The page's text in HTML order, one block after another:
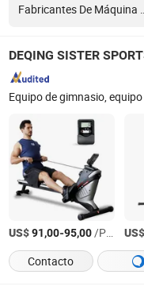
DEQING SISTER
US$91,00-95,00/Pieza US$
Contacto